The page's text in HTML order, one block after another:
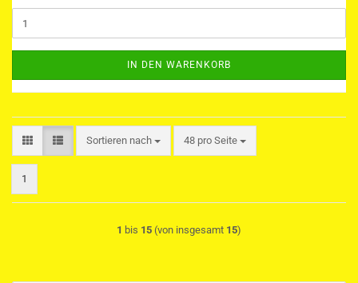
IN DEN WARENKORB
Sortieren nach
Sortieren nach 48 pro Seite
pro Seite
1
1 bis 15 (von insgesamt 15)